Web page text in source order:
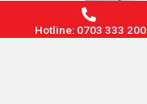
Hotline: 0703 333 200